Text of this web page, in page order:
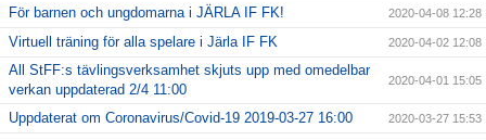
För barnen och ungdomarna i JÄRLA IF FK! 2020-04-08 12:28
Virtuell träning för alla spelare i Järla IF FK 2020-04-02 12:08
All StFF:s tävlingsverksamhet skjuts upp med omedelbar
verkan uppdaterad 2/4 11:00
2020-04-01 15:05
Uppdaterat om Coronavirus/Covid-19 2019-03-27 16:00 2020-03-27 15:53